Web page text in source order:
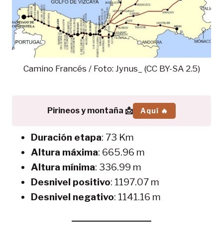
Camino Francés / Foto: Jynus_ (CC BY-SA 2.5)
Pirineos y montaña 📩 Aquí 🔥
Duración etapa: 73 Km
Altura máxima: 665.96 m
Altura mínima: 336.99 m
Desnivel positivo: 1197.07 m
Desnivel negativo: 1141.16 m